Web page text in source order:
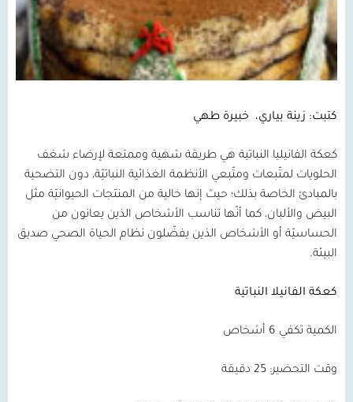
كتبت: زينة بياري، خبيرة طهي
كعكة الفانيليا النباتية هي طريقة شهية وممتعة لإرضاء شغف
الحلويات لمتّبعات ومتّبعي الأنظمة الغذائية النباتيّة، دون التضحية
بالمبادئ الخاصة بذلك؛ حيث إنها خالية من المنتجات الحيوانيّة مثل
البيض والألبان، كما أنّها تناسب الأشخاص الذين يعانون من
الحساسيّة أو الأشخاص الذين يفضّلون نظام الحياة الصحي صديق
البيئة.
كعكة الفانيلا النباتية
الكمية تكفي 6 أشخاص
وقت التحضير: 25 دقيقة